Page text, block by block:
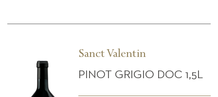
Sanct Valentin
PINOT GRIGIO DOC 1,5L